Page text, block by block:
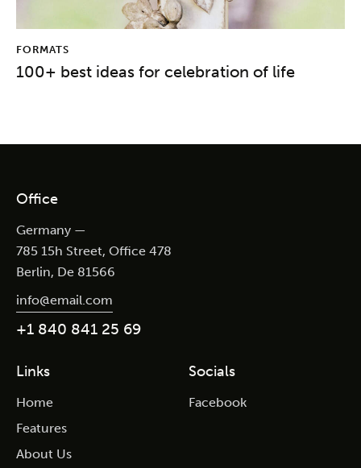
FORMATS
100+ best ideas for celebration of life
Office
Germany —
785 15h Street, Office 478
Berlin, De 81566
info@email.com
+1 840 841 25 69
Links
Home
Features
About Us
Socials
Facebook